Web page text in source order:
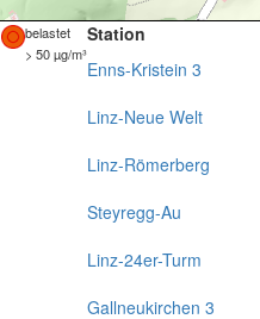
belastet
> 50 µg/m³
Station
Enns-Kristein 3
Linz-Neue Welt
Linz-Römerberg
Steyregg-Au
Linz-24er-Turm
Gallneukirchen 3